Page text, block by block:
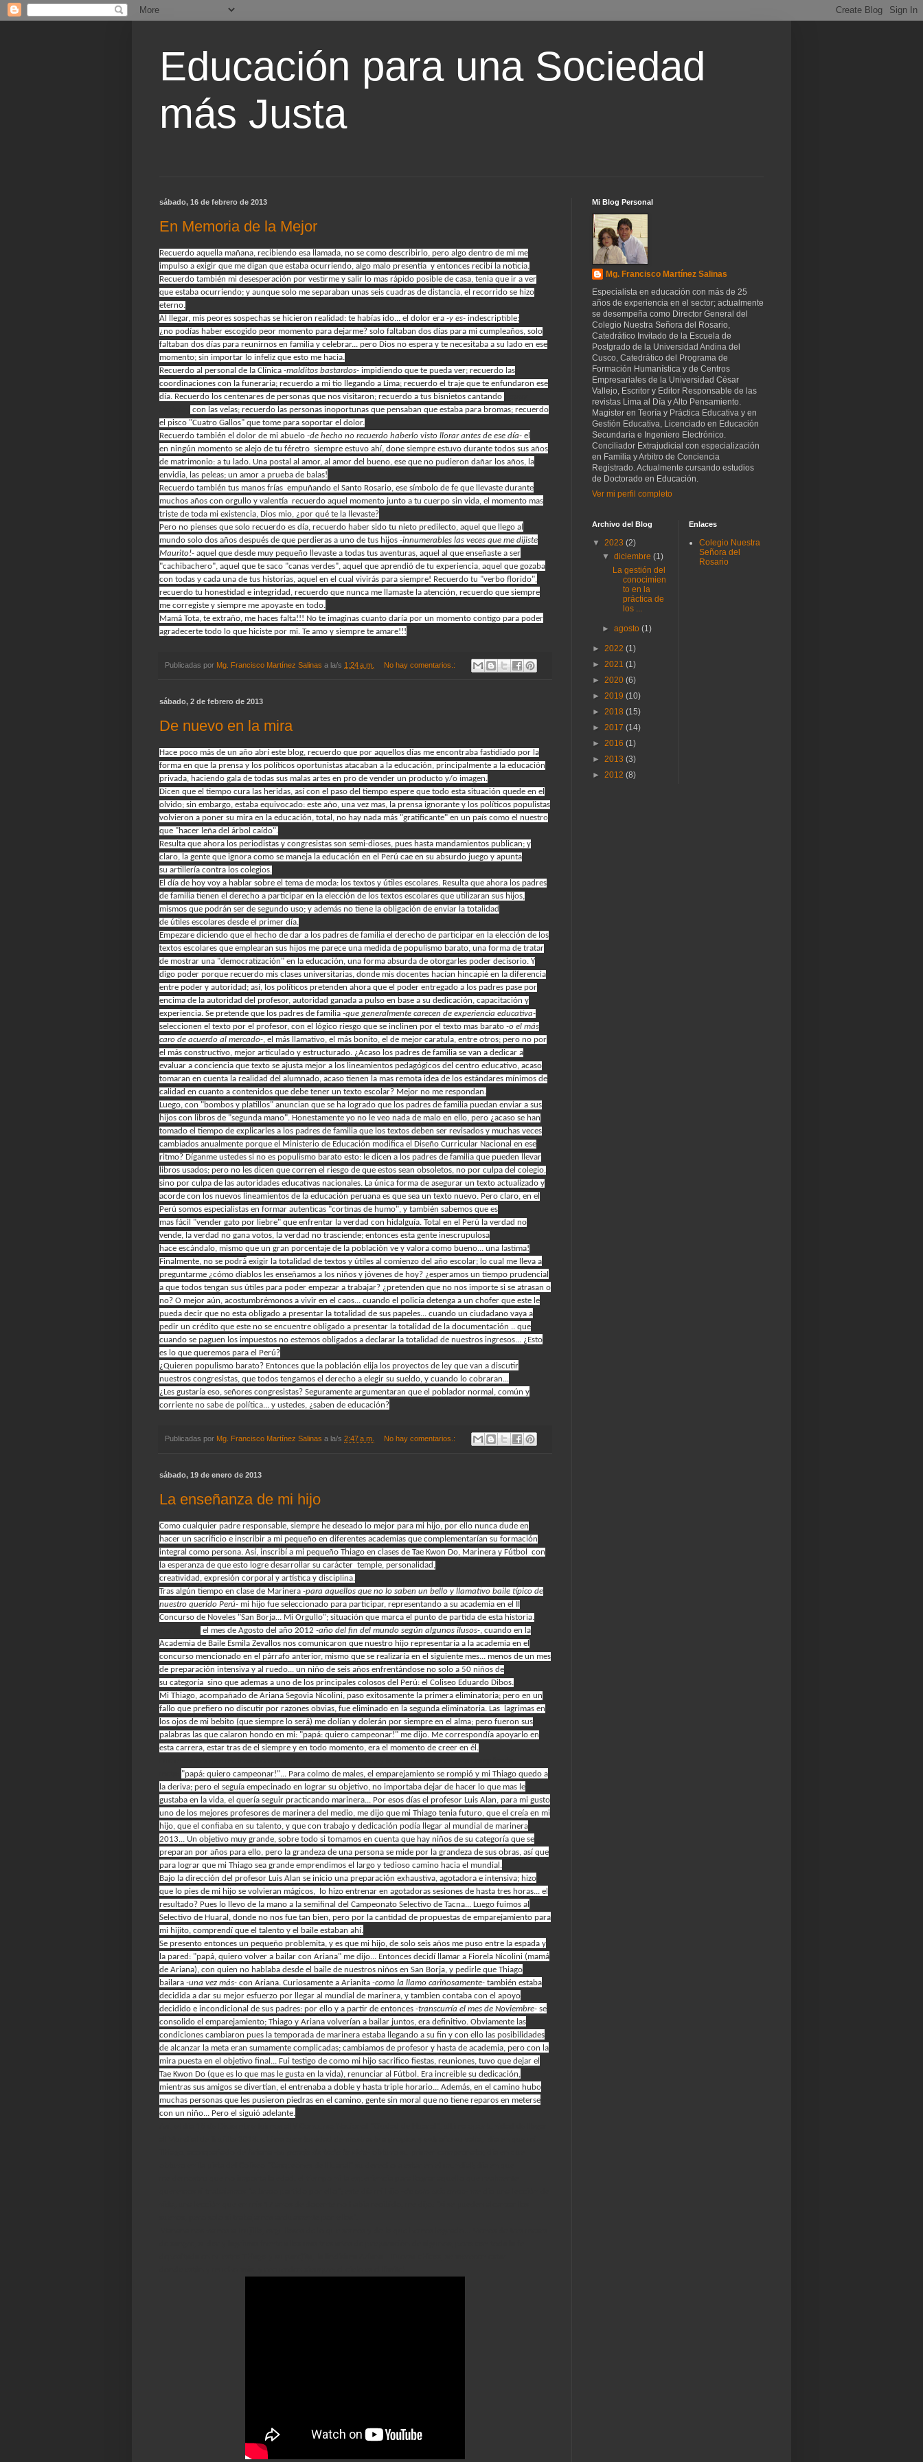
Educación para una Sociedad
más Justa
sábado, 16 de febrero de 2013
En Memoria de la Mejor
Recuerdo aquella mañana, recibiendo esa llamada, no se como describirlo, pero algo dentro de mi me
impulso a exigir que me digan que estaba ocurriendo, algo malo presentía y entonces recibí la noticia.
Recuerdo también mi desesperación por vestirme y salir lo mas rápido posible de casa, tenia que ir a ver
que estaba ocurriendo; y aunque solo me separaban unas seis cuadras de distancia, el recorrido se hizo
eterno.
Al llegar, mis peores sospechas se hicieron realidad: te habías ido... el dolor era -y es- indescriptible;
¿no podías haber escogido peor momento para dejarme? solo faltaban dos días para mi cumpleaños, solo
faltaban dos días para reunirnos en familia y celebrar... pero Dios no espera y te necesitaba a su lado en ese
momento; sin importar lo infeliz que esto me hacia.
Recuerdo al personal de la Clínica -malditos bastardos- impidiendo que te pueda ver; recuerdo las
coordinaciones con la funeraria; recuerdo a mi tío llegando a Lima; recuerdo el traje que te enfundaron ese
día. Recuerdo los centenares de personas que nos visitaron; recuerdo a tus bisnietos cantando
con las velas; recuerdo las personas inoportunas que pensaban que estaba para bromas; recuerdo
el pisco "Cuatro Gallos" que tome para soportar el dolor.
Recuerdo también el dolor de mi abuelo -de hecho no recuerdo haberlo visto llorar antes de ese día- el
en ningún momento se alejo de tu féretro siempre estuvo ahí, done siempre estuvo durante todos sus años
de matrimonio: a tu lado. Una postal al amor, al amor del bueno, ese que no pudieron dañar los años, la
envidia, las peleas; un amor a prueba de balas!
Recuerdo también tus manos frías empuñando el Santo Rosario, ese símbolo de fe que llevaste durante
muchos años con orgullo y valentía recuerdo aquel momento junto a tu cuerpo sin vida, el momento mas
triste de toda mi existencia, Dios mio, ¿por qué te la llevaste?
Pero no pienses que solo recuerdo es día, recuerdo haber sido tu nieto predilecto, aquel que llego al
mundo solo dos años después de que perdieras a uno de tus hijos -innumerables las veces que me dijiste
Maurito!- aquel que desde muy pequeño llevaste a todas tus aventuras, aquel al que enseñaste a ser
"cachibachero", aquel que te saco "canas verdes", aquel que aprendió de tu experiencia, aquel que gozaba
con todas y cada una de tus historias, aquel en el cual vivirás para siempre! Recuerdo tu "verbo florido",
recuerdo tu honestidad e integridad, recuerdo que nunca me llamaste la atención, recuerdo que siempre
me corregiste y siempre me apoyaste en todo.
Mamá Tota, te extraño, me haces falta!!! No te imaginas cuanto daría por un momento contigo para poder
agradecerte todo lo que hiciste por mi. Te amo y siempre te amare!!!
Publicadas por Mg. Francisco Martínez Salinas a la/s 1:24 a.m. No hay comentarios.:
sábado, 2 de febrero de 2013
De nuevo en la mira
Hace poco más de un año abrí este blog, recuerdo que por aquellos días me encontraba fastidiado por la
forma en que la prensa y los políticos oportunistas atacaban a la educación, principalmente a la educación
privada, haciendo gala de todas sus malas artes en pro de vender un producto y/o imagen.
Dicen que el tiempo cura las heridas, así con el paso del tiempo espere que todo esta situación quede en el
olvido; sin embargo, estaba equivocado: este año, una vez mas, la prensa ignorante y los políticos populistas
volvieron a poner su mira en la educación, total, no hay nada más "gratificante" en un país como el nuestro
que "hacer leña del árbol caído".
Resulta que ahora los periodistas y congresistas son semi-dioses, pues hasta mandamientos publican; y
claro, la gente que ignora como se maneja la educación en el Perú cae en su absurdo juego y apunta
su artillería contra los colegios.
El día de hoy voy a hablar sobre el tema de moda: los textos y útiles escolares. Resulta que ahora los padres
de familia tienen el derecho a participar en la elección de los textos escolares que utilizaran sus hijos,
mismos que podrán ser de segundo uso; y además no tiene la obligación de enviar la totalidad
de útiles escolares desde el primer día.
Empezare diciendo que el hecho de dar a los padres de familia el derecho de participar en la elección de los
textos escolares que emplearan sus hijos me parece una medida de populismo barato, una forma de tratar
de mostrar una "democratización" en la educación, una forma absurda de otorgarles poder decisorio. Y
digo poder porque recuerdo mis clases universitarias, donde mis docentes hacían hincapié en la diferencia
entre poder y autoridad; así, los políticos pretenden ahora que el poder entregado a los padres pase por
encima de la autoridad del profesor, autoridad ganada a pulso en base a su dedicación, capacitación y
experiencia. Se pretende que los padres de familia -que generalmente carecen de experiencia educativa-
seleccionen el texto por el profesor, con el lógico riesgo que se inclinen por el texto mas barato -o el más
caro de acuerdo al mercado-, el más llamativo, el más bonito, el de mejor caratula, entre otros; pero no por
el más constructivo, mejor articulado y estructurado. ¿Acaso los padres de familia se van a dedicar a
evaluar a conciencia que texto se ajusta mejor a los lineamientos pedagógicos del centro educativo, acaso
tomaran en cuenta la realidad del alumnado, acaso tienen la mas remota idea de los estándares mínimos de
calidad en cuanto a contenidos que debe tener un texto escolar? Mejor no me respondan.
Luego, con "bombos y platillos" anuncian que se ha logrado que los padres de familia puedan enviar a sus
hijos con libros de "segunda mano". Honestamente yo no le veo nada de malo en ello, pero ¿acaso se han
tomado el tiempo de explicarles a los padres de familia que los textos deben ser revisados y muchas veces
cambiados anualmente porque el Ministerio de Educación modifica el Diseño Curricular Nacional en ese
ritmo? Díganme ustedes si no es populismo barato esto: le dicen a los padres de familia que pueden llevar
libros usados; pero no les dicen que corren el riesgo de que estos sean obsoletos, no por culpa del colegio,
sino por culpa de las autoridades educativas nacionales. La única forma de asegurar un texto actualizado y
acorde con los nuevos lineamientos de la educación peruana es que sea un texto nuevo. Pero claro, en el
Perú somos especialistas en formar autenticas "cortinas de humo", y también sabemos que es
mas fácil "vender gato por liebre" que enfrentar la verdad con hidalguía. Total en el Perú la verdad no
vende, la verdad no gana votos, la verdad no trasciende; entonces esta gente inescrupulosa
hace escándalo, mismo que un gran porcentaje de la población ve y valora como bueno... una lastima!
Finalmente, no se podrá exigir la totalidad de textos y útiles al comienzo del año escolar; lo cual me lleva a
preguntarme ¿cómo diablos les enseñamos a los niños y jóvenes de hoy? ¿esperamos un tiempo prudencial
a que todos tengan sus útiles para poder empezar a trabajar? ¿pretenden que no nos importe si se atrasan o
no? O mejor aún, acostumbrémonos a vivir en el caos... cuando el policía detenga a un chofer que este le
pueda decir que no esta obligado a presentar la totalidad de sus papeles... cuando un ciudadano vaya a
pedir un crédito que este no se encuentre obligado a presentar la totalidad de la documentación .. que
cuando se paguen los impuestos no estemos obligados a declarar la totalidad de nuestros ingresos... ¿Esto
es lo que queremos para el Perú?
¿Quieren populismo barato? Entonces que la población elija los proyectos de ley que van a discutir
nuestros congresistas, que todos tengamos el derecho a elegir su sueldo, y cuando lo cobraran...
¿Les gustaría eso, señores congresistas? Seguramente argumentaran que el poblador normal, común y
corriente no sabe de política... y ustedes, ¿saben de educación?
Publicadas por Mg. Francisco Martínez Salinas a la/s 2:47 a.m. No hay comentarios.:
sábado, 19 de enero de 2013
La enseñanza de mi hijo
Como cualquier padre responsable, siempre he deseado lo mejor para mi hijo, por ello nunca dude en
hacer un sacrificio e inscribir a mi pequeño en diferentes academias que complementarían su formación
integral como persona. Así, inscribí a mi pequeño Thiago en clases de Tae Kwon Do, Marinera y Fútbol con
la esperanza de que esto logre desarrollar su carácter temple, personalidad,
creatividad, expresión corporal y artística y disciplina.
Tras algún tiempo en clase de Marinera -para aquellos que no lo saben un bello y llamativo baile típico de
nuestro querido Perú- mi hijo fue seleccionado para participar, representando a su academia en el II
Concurso de Noveles "San Borja... Mi Orgullo"; situación que marca el punto de partida de esta historia.
el mes de Agosto del año 2012 -año del fin del mundo según algunos ilusos-, cuando en la
Academia de Baile Esmila Zevallos nos comunicaron que nuestro hijo representaría a la academia en el
concurso mencionado en el párrafo anterior, mismo que se realizaría en el siguiente mes... menos de un mes
de preparación intensiva y al ruedo... un niño de seis años enfrentándose no solo a 50 niños de
su categoría sino que ademas a uno de los principales colosos del Perú: el Coliseo Eduardo Dibos.
Mi Thiago, acompañado de Ariana Segovia Nicolini, paso exitosamente la primera eliminatoria; pero en un
fallo que prefiero no discutir por razones obvias, fue eliminado en la segunda eliminatoria. Las lagrimas en
los ojos de mi bebito (que siempre lo será) me dolían y dolerán por siempre en el alma; pero fueron sus
palabras las que calaron hondo en mi: "papá: quiero campeonar!" me dijo. Me correspondía apoyarlo en
esta carrera, estar tras de el siempre y en todo momento, era el momento de creer en él.
"papá: quiero campeonar!"... Para colmo de males, el emparejamiento se rompió y mi Thiago quedo a
la deriva; pero el seguía empecinado en lograr su objetivo, no importaba dejar de hacer lo que mas le
gustaba en la vida, el quería seguir practicando marinera... Por esos días el profesor Luis Alan, para mi gusto
uno de los mejores profesores de marinera del medio, me dijo que mi Thiago tenia futuro, que el creía en mi
hijo, que el confiaba en su talento, y que con trabajo y dedicación podía llegar al mundial de marinera
2013... Un objetivo muy grande, sobre todo si tomamos en cuenta que hay niños de su categoría que se
preparan por años para ello, pero la grandeza de una persona se mide por la grandeza de sus obras, así que
para lograr que mi Thiago sea grande emprendimos el largo y tedioso camino hacia el mundial.
Bajo la dirección del profesor Luis Alan se inicio una preparación exhaustiva, agotadora e intensiva; hizo
que lo pies de mi hijo se volvieran mágicos, lo hizo entrenar en agotadoras sesiones de hasta tres horas... el
resultado? Pues lo llevo de la mano a la semifinal del Campeonato Selectivo de Tacna... Luego fuimos al
Selectivo de Huaral, donde no nos fue tan bien, pero por la cantidad de propuestas de emparejamiento para
mi hijito, comprendí que el talento y el baile estaban ahí.
Se presento entonces un pequeño problemita, y es que mi hijo, de solo seis años me puso entre la espada y
la pared: "papá, quiero volver a bailar con Ariana" me dijo... Entonces decidí llamar a Fiorela Nicolini (mamá
de Ariana), con quien no hablaba desde el baile de nuestros niños en San Borja, y pedirle que Thiago
bailara -una vez más- con Ariana. Curiosamente a Arianita -como la llamo cariñosamente- también estaba
decidida a dar su mejor esfuerzo por llegar al mundial de marinera, y tambien contaba con el apoyo
decidido e incondicional de sus padres: por ello y a partir de entonces -transcurría el mes de Noviembre- se
consolido el emparejamiento; Thiago y Ariana volverían a bailar juntos, era definitivo. Obviamente las
condiciones cambiaron pues la temporada de marinera estaba llegando a su fin y con ello las posibilidades
de alcanzar la meta eran sumamente complicadas; cambiamos de profesor y hasta de academia, pero con la
mira puesta en el objetivo final... Fui testigo de como mi hijo sacrifico fiestas, reuniones, tuvo que dejar el
Tae Kwon Do (que es lo que mas le gusta en la vida), renunciar al Fútbol. Era increible su dedicación,
mientras sus amigos se divertían, el entrenaba a doble y hasta triple horario... Además, en el camino hubo
muchas personas que les pusieron piedras en el camino, gente sin moral que no tiene reparos en meterse
con un niño... Pero el siguió adelante.
Mi Blog Personal
Mg. Francisco Martínez Salinas
Especialista en educación con más de 25
años de experiencia en el sector; actualmente
se desempeña como Director General del
Colegio Nuestra Señora del Rosario,
Catedrático Invitado de la Escuela de
Postgrado de la Universidad Andina del
Cusco, Catedrático del Programa de
Formación Humanística y de Centros
Empresariales de la Universidad César
Vallejo, Escritor y Editor Responsable de las
revistas Lima al Día y Alto Pensamiento.
Magister en Teoría y Práctica Educativa y en
Gestión Educativa, Licenciado en Educación
Secundaria e Ingeniero Electrónico.
Conciliador Extrajudicial con especialización
en Familia y Arbitro de Conciencia
Registrado. Actualmente cursando estudios
de Doctorado en Educación.
Ver mi perfil completo
Archivo del Blog
▼ 2023 (2)
▼diciembre(1)
La gestión del
conocimien
to en la
práctica de
los ...
►agosto(1)
► 2022 (1)
► 2021 (1)
► 2020 (6)
► 2019 (10)
► 2018 (15)
► 2017 (14)
► 2016 (1)
► 2013 (3)
► 2012 (8)
Enlaces
Colegio Nuestra
Señora del
Rosario